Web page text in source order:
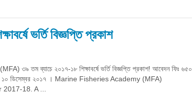
ভর্তি বিজ্ঞপ্তি প্রকাশ
(MFA) ৩৯ তম ব্যাচে ২০১৭-১৮ শিক্ষাবর্ষে ভর্তি বিজ্ঞপ্তি প্রকাশ! আবেদন ফিঃ ৬৫০
১০ ডিসেম্বর ২০১৭ । Marine Fisheries Academy (MFA)
18. A ...